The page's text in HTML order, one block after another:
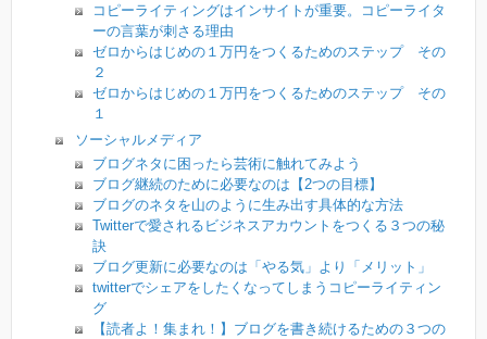
コピーライティングはインサイトが重要。コピーライタ
ーの言葉が刺さる理由
ゼロからはじめの１万円をつくるためのステップ その
２
ゼロからはじめの１万円をつくるためのステップ その
１
ソーシャルメディア
ブログネタに困ったら芸術に触れてみよう
ブログ継続のために必要なのは【2つの目標】
ブログのネタを山のように生み出す具体的な方法
Twitterで愛されるビジネスアカウントをつくる３つの秘
訣
ブログ更新に必要なのは「やる気」より「メリット」
twitterでシェアをしたくなってしまうコピーライティン
グ
【読者よ！集まれ！】ブログを書き続けるための３つの